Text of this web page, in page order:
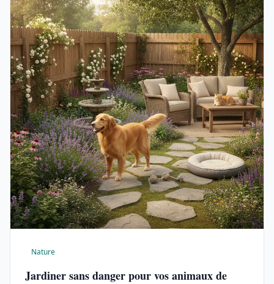
Nature
Jardiner sans danger pour vos animaux de